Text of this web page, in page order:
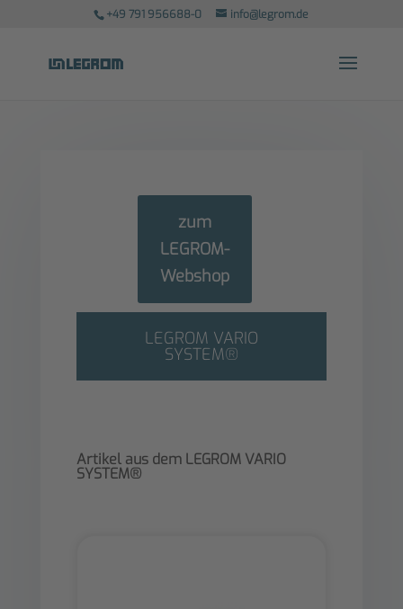
+49 791 956688-0 info@legrom.de
zum
LEGROM-
Webshop
LEGROM VARIO
SYSTEM®
Artikel aus dem LEGROM VARIO
SYSTEM®